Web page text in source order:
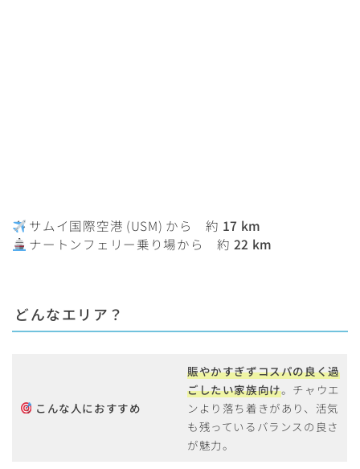
サムイ国際空港 (USM) から 約 17 km
ナートンフェリー乗り場から 約 22 km
どんなエリア？
こんな人におすすめ
賑やかすぎずコスパの良く過
ごしたい家族向け。チャウエ
ンより落ち着きがあり、活気
も残っているバランスの良さ
が魅力。